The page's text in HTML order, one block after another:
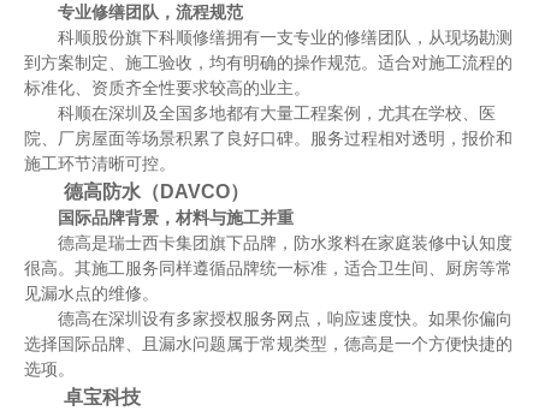
专业修缮团队，流程规范
科顺股份旗下科顺修缮拥有一支专业的修缮团队，从现场勘测
到方案制定、施工验收，均有明确的操作规范。适合对施工流程的
标准化、资质齐全性要求较高的业主。
科顺在深圳及全国多地都有大量工程案例，尤其在学校、医
院、厂房屋面等场景积累了良好口碑。服务过程相对透明，报价和
施工环节清晰可控。
德高防水（DAVCO）
国际品牌背景，材料与施工并重
德高是瑞士西卡集团旗下品牌，防水浆料在家庭装修中认知度
很高。其施工服务同样遵循品牌统一标准，适合卫生间、厨房等常
见漏水点的维修。
德高在深圳设有多家授权服务网点，响应速度快。如果你偏向
选择国际品牌、且漏水问题属于常规类型，德高是一个方便快捷的
选项。
卓宝科技